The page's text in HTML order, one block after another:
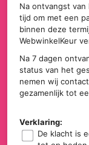
Na ontvangst
tijd om met een
binnen deze
WebwinkelKeur
Na 7 dagen
status van het
nemen wij
gezamenlijk tot
Verklaring:
De klacht is